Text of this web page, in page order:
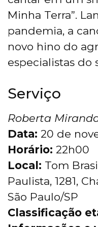
Minha Terra”.
pandemia, a
novo hino do
especialistas do
Serviço
Roberta
Data: 20 de
Horário: 22h00
Local: Tom
Paulista, 1281,
São Paulo/SP
Classificação